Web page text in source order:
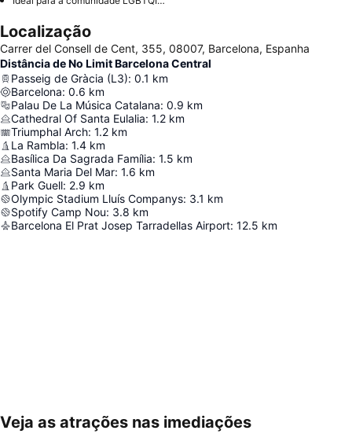
Localização
Carrer del Consell de Cent, 355, 08007, Barcelona, Espanha
Distância de No Limit Barcelona Central
Passeig de Gràcia (L3): 0.1 km
Barcelona: 0.6 km
Palau De La Música Catalana: 0.9 km
Cathedral Of Santa Eulalia: 1.2 km
Triumphal Arch: 1.2 km
La Rambla: 1.4 km
Basílica Da Sagrada Família: 1.5 km
Santa Maria Del Mar: 1.6 km
Park Guell: 2.9 km
Olympic Stadium Lluís Companys: 3.1 km
Spotify Camp Nou: 3.8 km
Barcelona El Prat Josep Tarradellas Airport: 12.5 km
Veja as atrações nas imediações